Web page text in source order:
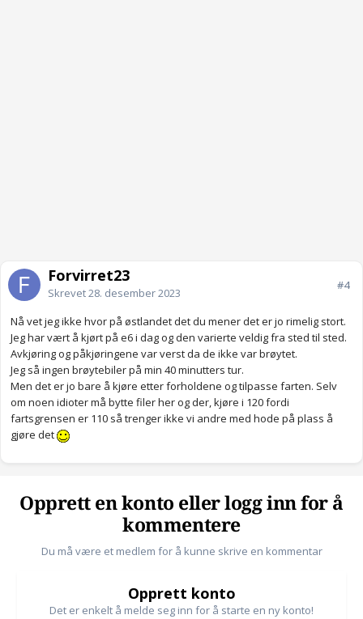
Forvirret23
Skrevet28. desember 2023
#4
Nå vet jeg ikke hvor på østlandet det du mener det er jo rimelig stort.
Jeg har vært å kjørt på e6 i dag og den varierte veldig fra sted til sted.
Avkjøring og påkjøringene var verst da de ikke var brøytet.
Jeg så ingen brøytebiler på min 40 minutters tur.
Men det er jo bare å kjøre etter forholdene og tilpasse farten. Selv
om noen idioter må bytte filer her og der, kjøre i 120 fordi
fartsgrensen er 110 så trenger ikke vi andre med hode på plass å
gjøre det
Opprett en konto eller logg inn for å
kommentere
Du må være et medlem for å kunne skrive en kommentar
Opprett konto
Det er enkelt å melde seg inn for å starte en ny konto!